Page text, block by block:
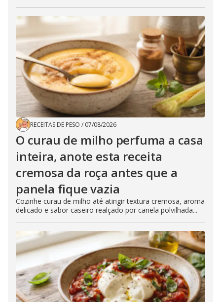
RECEITAS DE PESO / 07/08/2026
O curau de milho perfuma a casa
inteira, anote esta receita
cremosa da roça antes que a
panela fique vazia
Cozinhe curau de milho até atingir textura cremosa, aroma
delicado e sabor caseiro realçado por canela polvilhada...